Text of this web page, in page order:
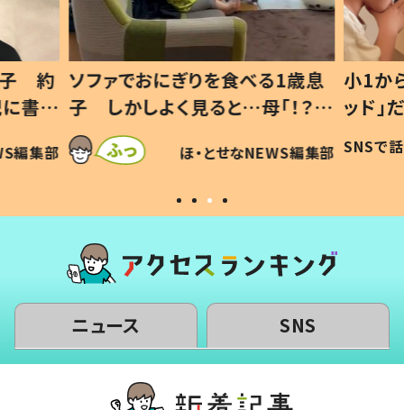
歳息
？」
編集部
小1から不登校、息子は「ギフテ
ッド」だった 父が“ウチ給食”を
作り続ける理由とは #令和の親
#令和の子
SNSで話題 ほ・とせなNEWS編集部
ひ孫
が、抱
「涙
い」
ニュース SNS